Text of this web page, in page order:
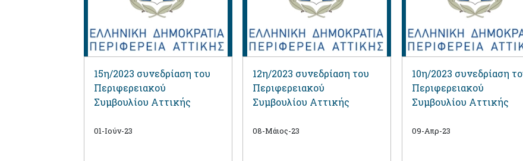
15η/2023 συνεδρίαση του
Περιφερειακού
Συμβουλίου Αττικής
01-Ιούν-23
12η/2023 συνεδρίαση του
Περιφερειακού
Συμβουλίου Αττικής
08-Μάιος-23
10η/2023 συνεδρίαση
Περιφερειακού
Συμβουλίου Αττικής
09-Απρ-23